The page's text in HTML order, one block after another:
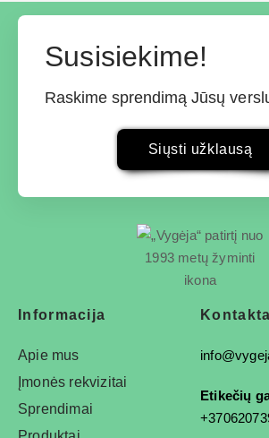
Susisiekime!
Raskime sprendimą Jūsų
Siųsti užklausą
Informacija
Apie mus
Įmonės rekvizitai
Sprendimai
Etikečių